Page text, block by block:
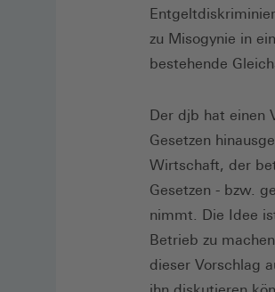
zu Misogynie in
bestehende
Der djb hat einen
Gesetzen
Wirtschaft, der
Gesetzen - bzw.
nimmt. Die Idee
Betrieb zu
dieser Vorschlag